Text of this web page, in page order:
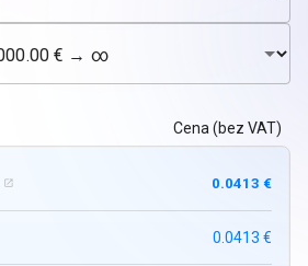
Cena (bez VAT)
 0.0413 €
0.0413 €